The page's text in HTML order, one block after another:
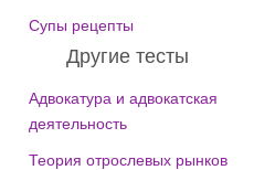
Супы рецепты
Другие тесты
Адвокатура и адвокатская
деятельность
Теория отрослевых рынков